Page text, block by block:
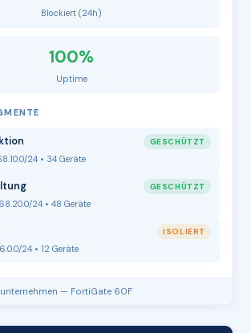
Blockiert (24h)
100%
Uptime
GESCHÜTZT
24 • 34 Geräte
GESCHÜTZT
24 • 48 Geräte
ISOLIERT
24 • 12 Geräte
— FortiGate 60F